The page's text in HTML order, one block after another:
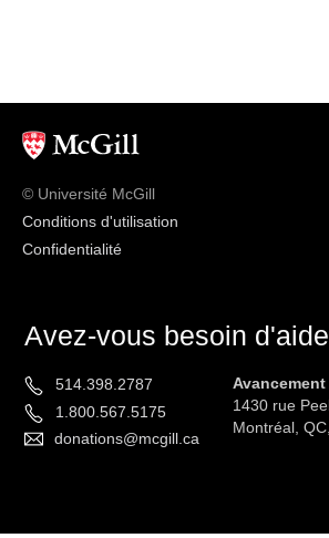
© Université McGill
Conditions d'utilisation
Confidentialité
Avez-vous besoin
514.398.2787
1.800.567.5175
donations@mcgill.ca
1430 rue
Montréal,